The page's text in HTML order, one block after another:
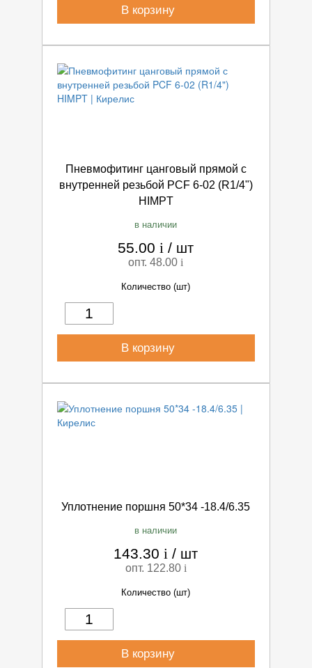
В корзину
Пневмофитинг цанговый прямой с
внутренней резьбой PCF 6-02 (R1/4")
HIMPT
в наличии
55.00i / шт
опт. 48.00i
Количество (шт)
В корзину
Уплотнение поршня 50*34 -18.4/6.35
в наличии
143.30i / шт
опт. 122.80 i
Количество (шт)
В корзину